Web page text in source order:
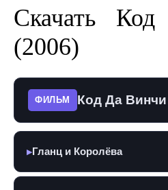
Скачать
(2006)
ФИЛЬМ Код Да Винчи
▶ Гланц и Королёва